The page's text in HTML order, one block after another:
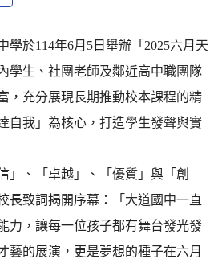
於114年6月5日舉辦「2025六月天
學生、社團老師及鄰近高中職團隊
，充分展現長期推動校本課程的精
自我」為核心，打造學生發聲與實
、「卓越」、「優質」與「創
長致詞揭開序幕：「大道國中一直
力，讓每一位孩子都有舞台發光發
藝的展演，更是夢想的種子在六月